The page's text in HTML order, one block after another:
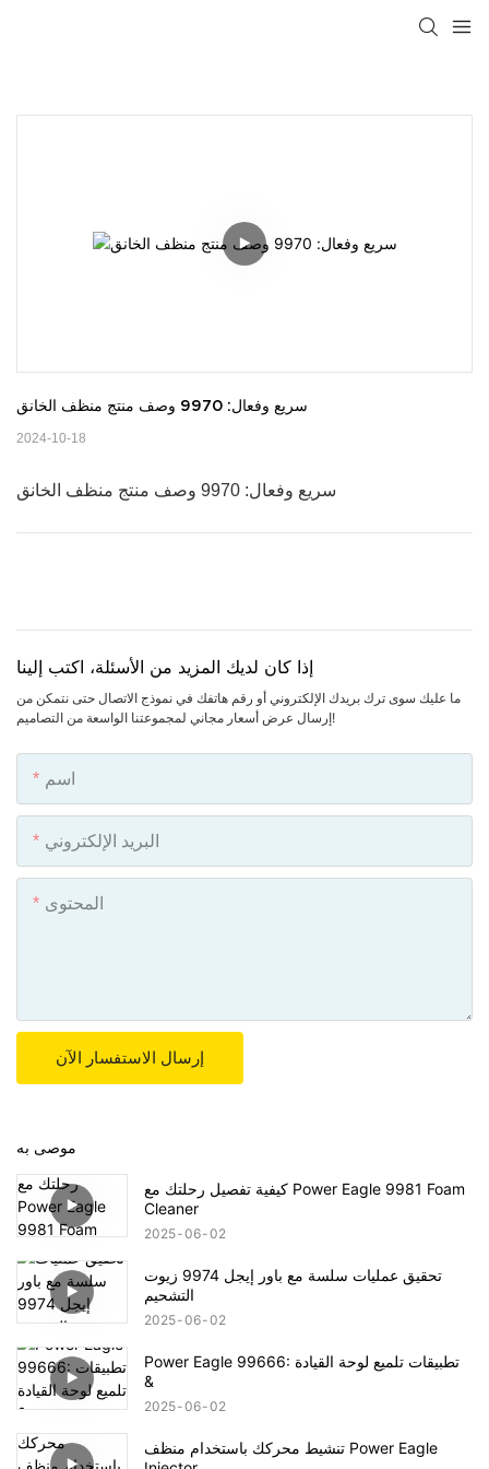
سريع وفعال: 9970 وصف منتج منظف الخانق
2024-10-18
سريع وفعال: 9970 وصف منتج منظف الخانق
إذا كان لديك المزيد من الأسئلة، اكتب إلينا
ما عليك سوى ترك بريدك الإلكتروني أو رقم هاتفك في نموذج الاتصال حتى نتمكن من
إرسال عرض أسعار مجاني لمجموعتنا الواسعة من التصاميم!
اسم
البريد الإلكتروني
المحتوى
إرسال الاستفسار الآن
موصى به
كيفية تفصيل رحلتك مع Power Eagle 9981 Foam
Cleaner
2025 06 02
تحقيق عمليات سلسة مع باور إيجل 9974 زيوت
التشحيم
2025 06 02
Power Eagle 99666: تطبيقات تلميع لوحة القيادة
&
2025 06 02
تنشيط محركك باستخدام منظف Power Eagle